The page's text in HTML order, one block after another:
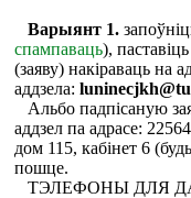
Варыянт 1.
спампаваць),
(заяву) накіраваць на
аддзела:
Альбо падпісаную
аддзел па адрасе:
дом 115, кабінет 6
пошце.
ТЭЛЕФОНЫ ДЛЯ